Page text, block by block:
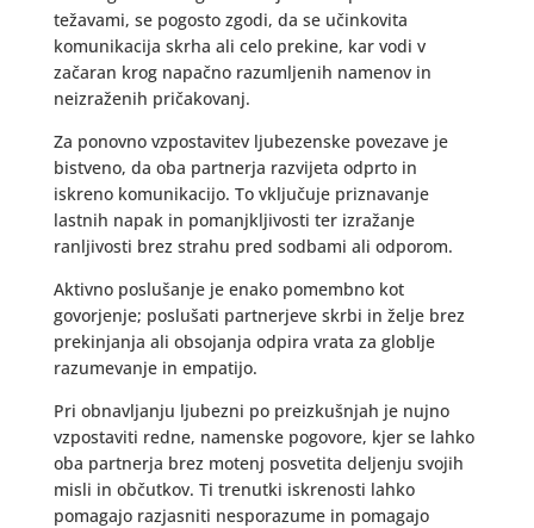
težavami, se pogosto zgodi, da se učinkovita
komunikacija skrha ali celo prekine, kar vodi v
začaran krog napačno razumljenih namenov in
neizraženih pričakovanj.
Za ponovno vzpostavitev ljubezenske povezave je
bistveno, da oba partnerja razvijeta odprto in
iskreno komunikacijo. To vključuje priznavanje
lastnih napak in pomanjkljivosti ter izražanje
ranljivosti brez strahu pred sodbami ali odporom.
Aktivno poslušanje je enako pomembno kot
govorjenje; poslušati partnerjeve skrbi in želje brez
prekinjanja ali obsojanja odpira vrata za globlje
razumevanje in empatijo.
Pri obnavljanju ljubezni po preizkušnjah je nujno
vzpostaviti redne, namenske pogovore, kjer se lahko
oba partnerja brez motenj posvetita deljenju svojih
misli in občutkov. Ti trenutki iskrenosti lahko
pomagajo razjasniti nesporazume in pomagajo